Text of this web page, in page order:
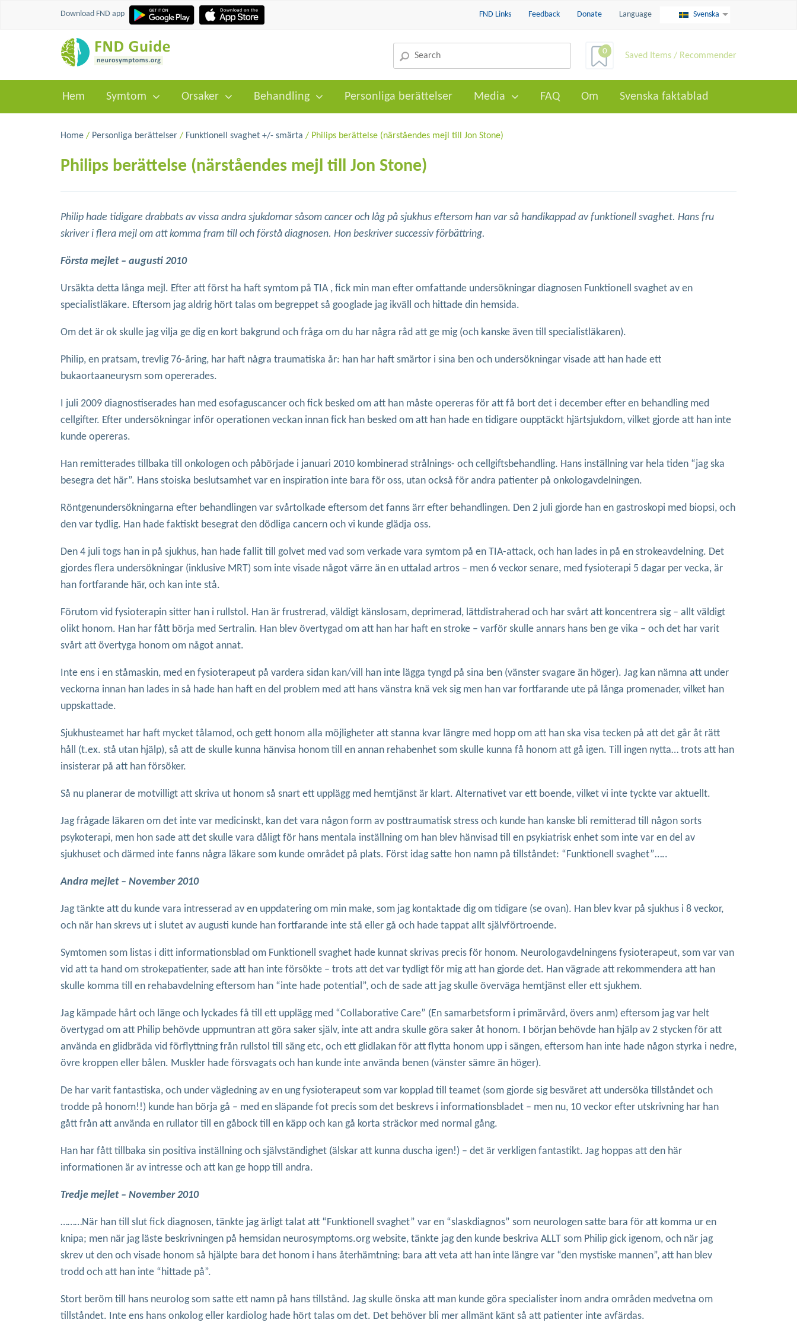
Download FND app FND Links Feedback Donate Language Svenska
0 Saved Items / Recommender
Hem Symtom Orsaker Behandling Personliga berättelser Media FAQ Om Svenska faktablad
Home / Personliga berättelser / Funktionell svaghet +/- smärta / Philips berättelse (närståendes mejl till Jon Stone)
Philips berättelse (närståendes mejl till Jon Stone)
Philip hade tidigare drabbats av vissa andra sjukdomar såsom cancer och låg på sjukhus eftersom han var så handikappad av funktionell svaghet. Hans fru
skriver i flera mejl om att komma fram till och förstå diagnosen. Hon beskriver successiv förbättring.
Första mejlet – augusti 2010
Ursäkta detta långa mejl. Efter att först ha haft symtom på TIA , fick min man efter omfattande undersökningar diagnosen Funktionell svaghet av en
specialistläkare. Eftersom jag aldrig hört talas om begreppet så googlade jag ikväll och hittade din hemsida.
Om det är ok skulle jag vilja ge dig en kort bakgrund och fråga om du har några råd att ge mig (och kanske även till specialistläkaren).
Philip, en pratsam, trevlig 76-åring, har haft några traumatiska år: han har haft smärtor i sina ben och undersökningar visade att han hade ett
bukaortaaneurysm som opererades.
I juli 2009 diagnostiserades han med esofaguscancer och fick besked om att han måste opereras för att få bort det i december efter en behandling med
cellgifter. Efter undersökningar inför operationen veckan innan fick han besked om att han hade en tidigare oupptäckt hjärtsjukdom, vilket gjorde att han inte
kunde opereras.
Han remitterades tillbaka till onkologen och påbörjade i januari 2010 kombinerad strålnings- och cellgiftsbehandling. Hans inställning var hela tiden “jag ska
besegra det här”. Hans stoiska beslutsamhet var en inspiration inte bara för oss, utan också för andra patienter på onkologavdelningen.
Röntgenundersökningarna efter behandlingen var svårtolkade eftersom det fanns ärr efter behandlingen. Den 2 juli gjorde han en gastroskopi med biopsi, och
den var tydlig. Han hade faktiskt besegrat den dödliga cancern och vi kunde glädja oss.
Den 4 juli togs han in på sjukhus, han hade fallit till golvet med vad som verkade vara symtom på en TIA-attack, och han lades in på en strokeavdelning. Det
gjordes flera undersökningar (inklusive MRT) som inte visade något värre än en uttalad artros – men 6 veckor senare, med fysioterapi 5 dagar per vecka, är
han fortfarande här, och kan inte stå.
Förutom vid fysioterapin sitter han i rullstol. Han är frustrerad, väldigt känslosam, deprimerad, lättdistraherad och har svårt att koncentrera sig – allt väldigt
olikt honom. Han har fått börja med Sertralin. Han blev övertygad om att han har haft en stroke – varför skulle annars hans ben ge vika – och det har varit
svårt att övertyga honom om något annat.
Inte ens i en ståmaskin, med en fysioterapeut på vardera sidan kan/vill han inte lägga tyngd på sina ben (vänster svagare än höger). Jag kan nämna att under
veckorna innan han lades in så hade han haft en del problem med att hans vänstra knä vek sig men han var fortfarande ute på långa promenader, vilket han
uppskattade.
Sjukhusteamet har haft mycket tålamod, och gett honom alla möjligheter att stanna kvar längre med hopp om att han ska visa tecken på att det går åt rätt
håll (t.ex. stå utan hjälp), så att de skulle kunna hänvisa honom till en annan rehabenhet som skulle kunna få honom att gå igen. Till ingen nytta… trots att han
insisterar på att han försöker.
Så nu planerar de motvilligt att skriva ut honom så snart ett upplägg med hemtjänst är klart. Alternativet var ett boende, vilket vi inte tyckte var aktuellt.
Jag frågade läkaren om det inte var medicinskt, kan det vara någon form av posttraumatisk stress och kunde han kanske bli remitterad till någon sorts
psykoterapi, men hon sade att det skulle vara dåligt för hans mentala inställning om han blev hänvisad till en psykiatrisk enhet som inte var en del av
sjukhuset och därmed inte fanns några läkare som kunde området på plats. Först idag satte hon namn på tillståndet: “Funktionell svaghet”…..
Andra mejlet – November 2010
Jag tänkte att du kunde vara intresserad av en uppdatering om min make, som jag kontaktade dig om tidigare (se ovan). Han blev kvar på sjukhus i 8 veckor,
och när han skrevs ut i slutet av augusti kunde han fortfarande inte stå eller gå och hade tappat allt självförtroende.
Symtomen som listas i ditt informationsblad om Funktionell svaghet hade kunnat skrivas precis för honom. Neurologavdelningens fysioterapeut, som var van
vid att ta hand om strokepatienter, sade att han inte försökte – trots att det var tydligt för mig att han gjorde det. Han vägrade att rekommendera att han
skulle komma till en rehabavdelning eftersom han “inte hade potential”, och de sade att jag skulle överväga hemtjänst eller ett sjukhem.
Jag kämpade hårt och länge och lyckades få till ett upplägg med “Collaborative Care” (En samarbetsform i primärvård, övers anm) eftersom jag var helt
övertygad om att Philip behövde uppmuntran att göra saker själv, inte att andra skulle göra saker åt honom. I början behövde han hjälp av 2 stycken för att
använda en glidbräda vid förflyttning från rullstol till säng etc, och ett glidlakan för att flytta honom upp i sängen, eftersom han inte hade någon styrka i nedre,
övre kroppen eller bålen. Muskler hade försvagats och han kunde inte använda benen (vänster sämre än höger).
De har varit fantastiska, och under vägledning av en ung fysioterapeut som var kopplad till teamet (som gjorde sig besväret att undersöka tillståndet och
trodde på honom!!) kunde han börja gå – med en släpande fot precis som det beskrevs i informationsbladet – men nu, 10 veckor efter utskrivning har han
gått från att använda en rullator till en gåbock till en käpp och kan gå korta sträckor med normal gång.
Han har fått tillbaka sin positiva inställning och självständighet (älskar att kunna duscha igen!) – det är verkligen fantastikt. Jag hoppas att den här
informationen är av intresse och att kan ge hopp till andra.
Tredje mejlet – November 2010
………När han till slut fick diagnosen, tänkte jag ärligt talat att “Funktionell svaghet” var en “slaskdiagnos” som neurologen satte bara för att komma ur en
knipa; men när jag läste beskrivningen på hemsidan neurosymptoms.org website, tänkte jag den kunde beskriva ALLT som Philip gick igenom, och när jag
skrev ut den och visade honom så hjälpte bara det honom i hans återhämtning: bara att veta att han inte längre var “den mystiske mannen”, att han blev
trodd och att han inte “hittade på”.
Stort beröm till hans neurolog som satte ett namn på hans tillstånd. Jag skulle önska att man kunde göra specialister inom andra områden medvetna om
tillståndet. Inte ens hans onkolog eller kardiolog hade hört talas om det. Det behöver bli mer allmänt känt så att patienter inte avfärdas.